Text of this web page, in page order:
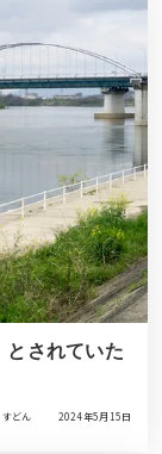
されていた
すどん 2024年5月15日